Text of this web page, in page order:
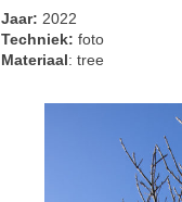
Jaar: 2022
Techniek: foto
Materiaal : tree